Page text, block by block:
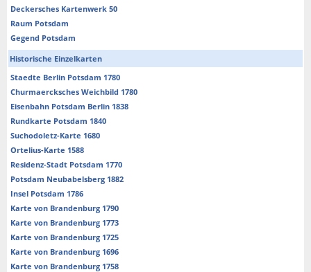
Deckersches Kartenwerk 50
Raum Potsdam
Gegend Potsdam
Historische Einzelkarten
Staedte Berlin Potsdam 1780
Churmaercksches Weichbild 1780
Eisenbahn Potsdam Berlin 1838
Rundkarte Potsdam 1840
Suchodoletz-Karte 1680
Ortelius-Karte 1588
Residenz-Stadt Potsdam 1770
Potsdam Neubabelsberg 1882
Insel Potsdam 1786
Karte von Brandenburg 1790
Karte von Brandenburg 1773
Karte von Brandenburg 1725
Karte von Brandenburg 1696
Karte von Brandenburg 1758